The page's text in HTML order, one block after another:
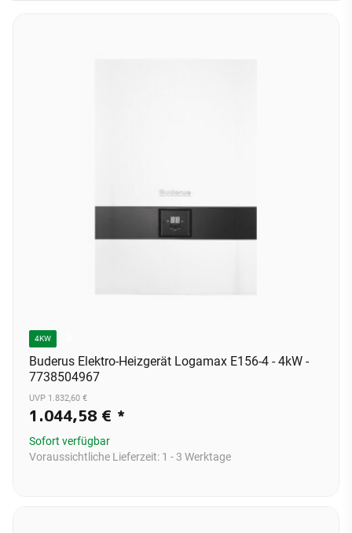
4KW
Buderus Elektro-Heizgerät Logamax E156-4 - 4kW -
7738504967
UVP 1.832,60 €
1.044,58 € *
Sofort verfügbar
Voraussichtliche Lieferzeit: 1 - 3 Werktage